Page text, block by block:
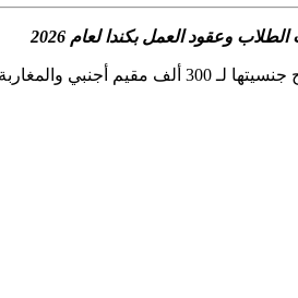
مشاركته حتى يستفيد منه الآخرون.